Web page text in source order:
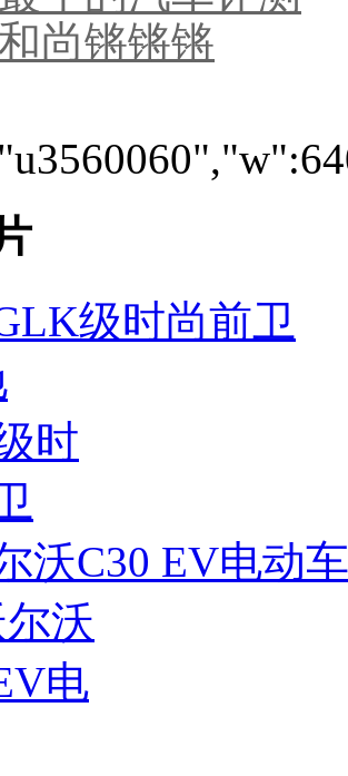
尚锵锵锵
级时尚前卫
沃C30 EV电动车